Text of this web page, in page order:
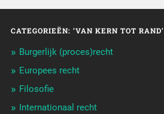
CATEGORIEËN: ‘VAN KERN TOT RAND’
Burgerlijk (proces)recht
Europees recht
Filosofie
Internationaal recht